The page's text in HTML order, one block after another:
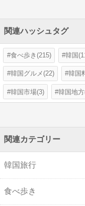
関連ハッシュタグ
食べ歩き(215) 韓国
韓国グルメ(22) 韓国
韓国市場(3) 韓国地
関連カテゴリー
韓国旅行
食べ歩き